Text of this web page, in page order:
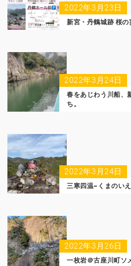
2022年3月23日
新宮・丹鶴城跡 桜
2022年3月24日
春をあじわう川船、
ち。
2022年3月24日
三寒四温-くまのい
2022年3月26日
一枚岩＠古座川町ソ